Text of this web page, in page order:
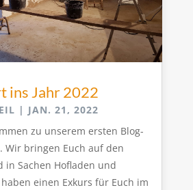
ins Jahr 2022
| JAN. 21, 2022
zu unserem ersten Blog-
Wir bringen Euch auf den
in Sachen Hofladen und
einen Exkurs für Euch im